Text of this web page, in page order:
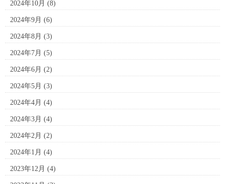
2024年10月 (8)
2024年9月 (6)
2024年8月 (3)
2024年7月 (5)
2024年6月 (2)
2024年5月 (3)
2024年4月 (4)
2024年3月 (4)
2024年2月 (2)
2024年1月 (4)
2023年12月 (4)